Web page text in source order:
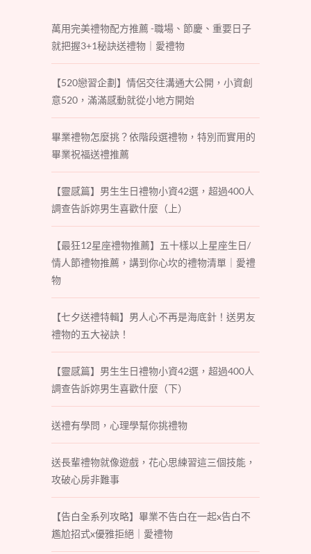
萬用完美禮物配方推薦 -職場、節慶、重要日子
就把握3+1秘訣送禮物｜愛禮物
【520戀習企劃】情侶交往溝通大公開，小資創
意520，滿滿感動就從小地方開始
畢業禮物怎麼挑？依階段選禮物，特別而實用的
畢業祝福送禮推薦
【靈感篇】男生生日禮物小資42選，超過400人
調查告訴妳男生喜歡什麼（上）
【最狂12星座禮物推薦】五十樣以上星座生日/
情人節禮物推薦，講到你心坎的禮物清單｜愛禮
物
【七夕送禮特輯】男人心不再是海底針！送男友
禮物的五大祕訣！
【靈感篇】男生生日禮物小資42選，超過400人
調查告訴妳男生喜歡什麼（下）
送禮有學問，心理學幫你挑禮物
送長輩禮物就像遊戲，花心思練習這三個技能，
攻破心房非難事
【告白全系列攻略】畢業不告白在一起x告白不
尷尬招式x優雅拒絕｜愛禮物